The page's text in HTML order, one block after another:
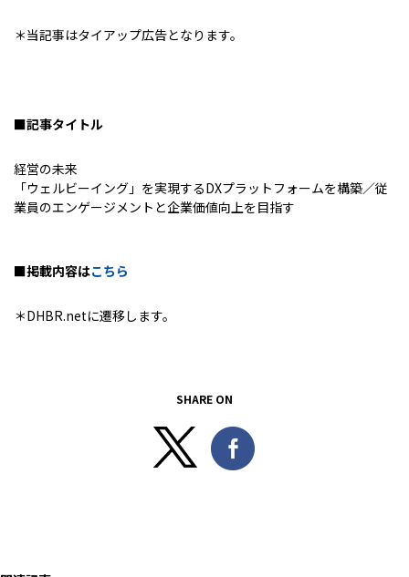
＊当記事はタイアップ広告となります。
■記事タイトル
経営の未来
「ウェルビーイング」を実現するDXプラットフォームを構築／従
業員のエンゲージメントと企業価値向上を目指す
■掲載内容はこちら
＊DHBR.netに遷移します。
SHARE ON